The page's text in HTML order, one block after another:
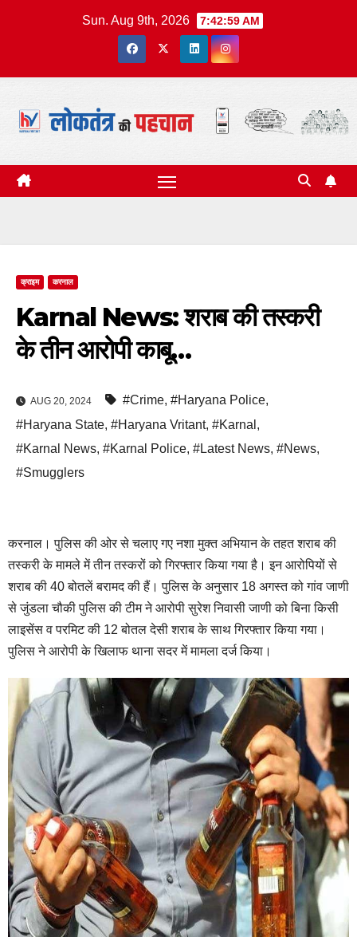
Sun. Aug 9th, 2026 7:43:00 AM
क्राइम करनाल
Karnal News: शराब की तस्करी
के तीन आरोपी काबू…
AUG 20, 2024 #Crime, #Haryana Police,
#Haryana State, #Haryana Vritant, #Karnal ,
#Karnal News, #Karnal Police, #Latest News, #News,
#Smugglers
करनाल। पुलिस की ओर से चलाए गए नशा मुक्त अभियान के तहत शराब की
तस्करी के मामले में तीन तस्करों को गिरफ्तार किया गया है। इन आरोपियों से
शराब की 40 बोतलें बरामद की हैं। पुलिस के अनुसार 18 अगस्त को गांव जाणी
से जुंडला चौकी पुलिस की टीम ने आरोपी सुरेश निवासी जाणी को बिना किसी
लाइसेंस व परमिट की 12 बोतल देसी शराब के साथ गिरफ्तार किया गया।
पुलिस ने आरोपी के खिलाफ थाना सदर में मामला दर्ज किया।